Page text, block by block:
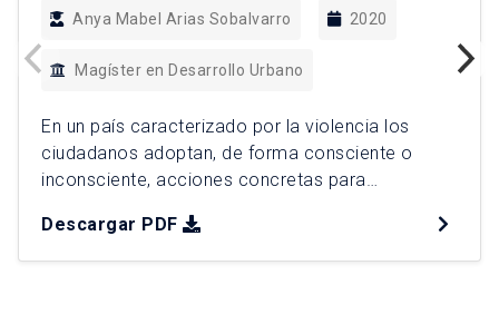
Anya Mabel Arias Sobalvarro 2020
Magíster en Desarrollo Urbano
En un país caracterizado por la violencia los
ciudadanos adoptan, de forma consciente o
inconsciente, acciones concretas para
presente investigación se ha realizado con el
objetivo de identificar cuáles son las prácticas
Descargar PDF